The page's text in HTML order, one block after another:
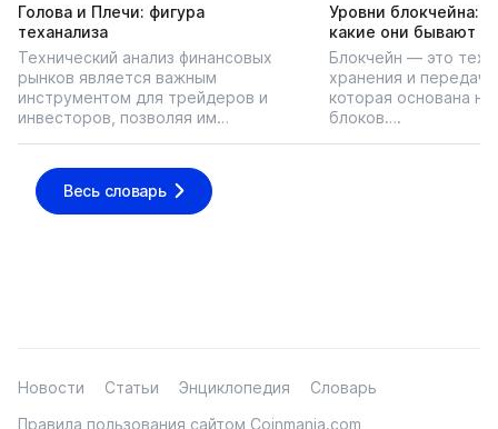
Голова и Плечи: фигура
теханализа
Технический анализ финансовых
рынков является важным
инструментом для трейдеров и
инвесторов, позволяя им…
Уровни блокчейна:
какие они бывают
Блокчейн — это
хранения и
которая основана
блоков….
Весь словарь
Новости Статьи Энциклопедия
Словарь
Правила пользования сайтом Coinmania.com